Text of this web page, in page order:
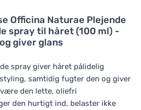
Officina Naturae Plejende
spray til håret (100 ml) -
giver glans
spray giver håret pålidelig
samtidig fugter den og giver
den lette, oliefri
den hurtigt ind, belaster ikke